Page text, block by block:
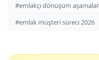
#emlakçı dönüşüm
#emlak müşteri süreci 2026